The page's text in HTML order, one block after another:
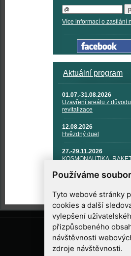
Používáme
Tyto webové stránky
cookies a další
vylepšení
přizpůsobeného
návštěvnosti
zdroje návštěvnosti.
Více informací o zasílání
Aktuální program
01.07.-31.08.2026
Uzavření areálu z důvodu
revitalizace
12.08.2026
Hvězdný duel
27.-29.11.2026
KOSMONAUTIKA,
TECHNOLOGIE